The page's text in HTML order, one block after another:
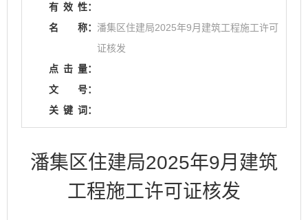
有 效 性：
名
称： 潘集区住建局2025年9月建筑工程施工许可
证核发
点 击 量：
文
号：
关 键 词：
潘集区住建局2025年9月建筑
工程施工许可证核发